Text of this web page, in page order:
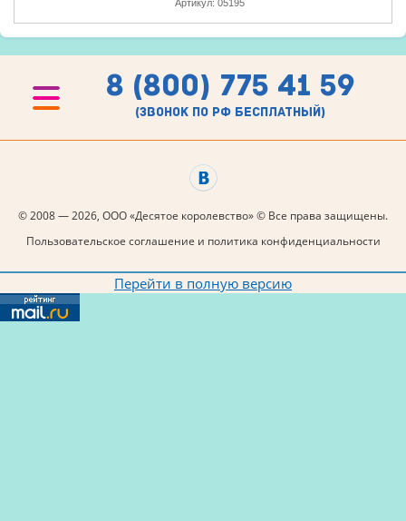
Артикул: 05195
8 (800) 775 41 59
(звонок по рф бесплатный)
© 2008 — 2026, ООО «Десятое королевство» © Все права защищены.
Пользовательское соглашение и политика конфиденциальности
Перейти в полную версию